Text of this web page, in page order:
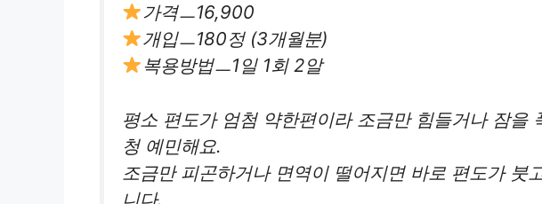
가격ㅡ16,900
개입ㅡ180정 (3개월분)
복용방법ㅡ1일 1회 2알
평소 편도가 엄첨 약한편이라 조금만 힘들거나 잠을
청 예민해요.
조금만 피곤하거나 면역이 떨어지면 바로 편도가 붓
니다.